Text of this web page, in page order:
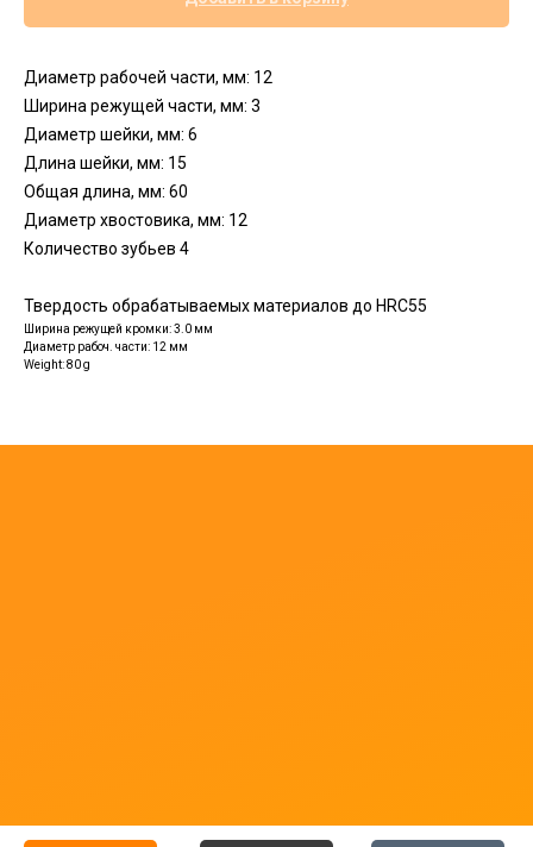
Диаметр рабочей части, мм: 12
Ширина режущей части, мм: 3
Диаметр шейки, мм: 6
Длина шейки, мм: 15
Общая длина, мм: 60
Диаметр хвостовика, мм: 12
Количество зубьев 4
Твердость обрабатываемых материалов до HRC55
Ширина режущей кромки: 3.0 мм
Диаметр рабоч. части: 12 мм
Weight: 80 g